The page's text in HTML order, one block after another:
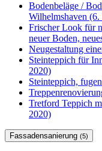
Bodenbeläge /
Wilhelmshaven
Frischer Look für
neuer Boden,
Neugestaltung
Steinteppich für
2020)
Steinteppich,
Tretford Teppich
2020)
Fassadensanierung (5)